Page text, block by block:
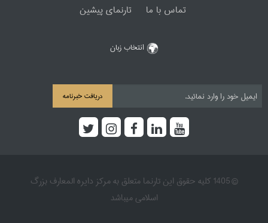
تماس با ما
تارنمای پیشین
انتخاب زبان
دریافت خبرنامه
© 1405 کلیه حقوق این تارنما متعلق به مرکز دایره المعارف بزرگ
اسلامی میباشد